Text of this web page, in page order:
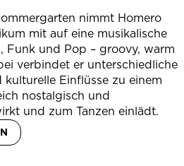
nimmt Homero
mit auf eine musikalische
Funk und Pop – groovy, warm
verbindet er unterschiedliche
Einflüsse zu einem
nostalgisch und
und zum Tanzen einlädt.